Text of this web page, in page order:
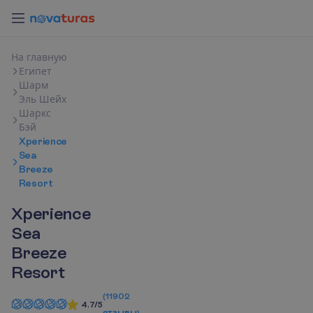
На главную
Египет
Шарм
Эль Шейх
Шаркс
Бэй
Xperience
Sea
Breeze
Resort
Xperience
Sea
Breeze
Resort
4.7/5
(11902